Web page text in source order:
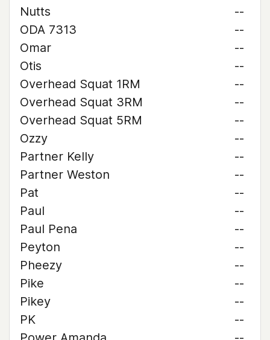
Nutts
--
ODA 7313
--
Omar
--
Otis
--
Overhead Squat 1RM
--
Overhead Squat 3RM
--
Overhead Squat 5RM
--
Ozzy
--
Partner Kelly
--
Partner Weston
--
Pat
--
Paul
--
Paul Pena
--
Peyton
--
Pheezy
--
Pike
--
Pikey
--
PK
--